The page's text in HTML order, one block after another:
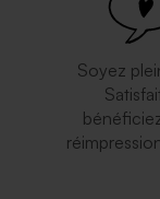
Soyez